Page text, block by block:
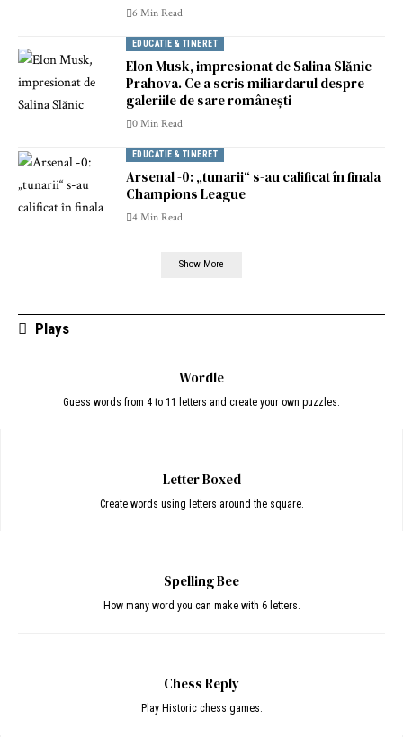
6 Min Read
EDUCATIE & TINERET
Elon Musk, impresionat de Salina Slănic
Prahova. Ce a scris miliardarul despre
galeriile de sare românești
0 Min Read
EDUCATIE & TINERET
Arsenal -0: „tunarii“ s-au calificat în finala
Champions League
4 Min Read
Show More
Plays
Wordle
Guess words from 4 to 11 letters and create your own puzzles.
Letter Boxed
Create words using letters around the square.
Spelling Bee
How many word you can make with 6 letters.
Chess Reply
Play Historic chess games.